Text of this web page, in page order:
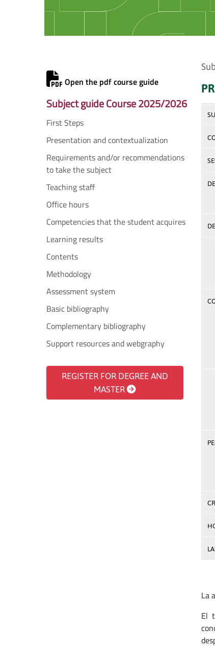
Open the pdf course guide
Subject guide Course 2025/2026
First Steps
Presentation and contextualization
Requirements and/or recommendations
to take the subject
Teaching staff
Office hours
Competencies that the student acquires
Learning results
Contents
Methodology
Assessment system
Basic bibliography
Complementary bibliography
Support resources and webgraphy
REGISTER FOR DEGREE AND
MASTER
La
El